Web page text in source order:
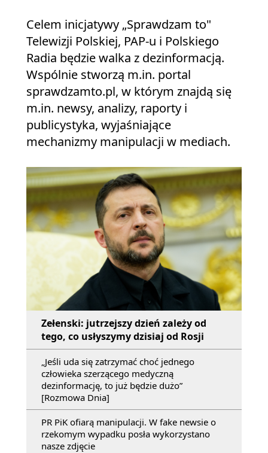
Celem inicjatywy „Sprawdzam to"
Telewizji Polskiej, PAP-u i Polskiego
Radia będzie walka z dezinformacją.
Wspólnie stworzą m.in. portal
sprawdzamto.pl, w którym znajdą się
m.in. newsy, analizy, raporty i
publicystyka, wyjaśniające
mechanizmy manipulacji w mediach.
Zełenski: jutrzejszy dzień zależy od
tego, co usłyszymy dzisiaj od Rosji
„Jeśli uda się zatrzymać choć jednego
człowieka szerzącego medyczną
dezinformację, to już będzie dużo”
[Rozmowa Dnia]
PR PiK ofiarą manipulacji. W fake newsie o
rzekomym wypadku posła wykorzystano
nasze zdjęcie